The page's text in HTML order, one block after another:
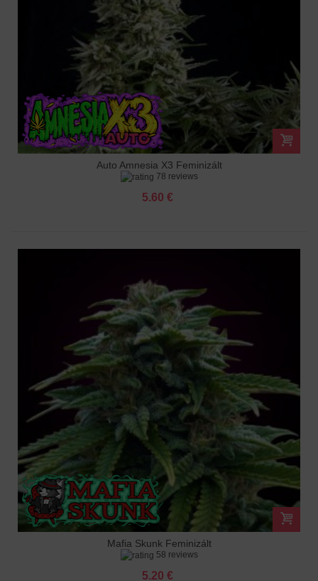
Auto Amnesia X3 Feminizált
78 reviews
5.60 €
Mafia Skunk Feminizált
58 reviews
5.20 €